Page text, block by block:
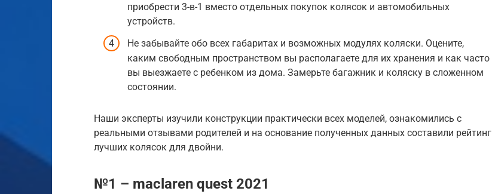
приобрести 3-в-1 вместо отдельных покупок колясок и автомобильных
устройств.
Не забывайте обо всех габаритах и возможных модулях коляски. Оцените,
каким свободным пространством вы располагаете для их хранения и как часто
вы выезжаете с ребенком из дома. Замерьте багажник и коляску в сложенном
состоянии.
Наши эксперты изучили конструкции практически всех моделей, ознакомились с
реальными отзывами родителей и на основание полученных данных составили рейтинг
лучших колясок для двойни.
№1 – maclaren quest 2021